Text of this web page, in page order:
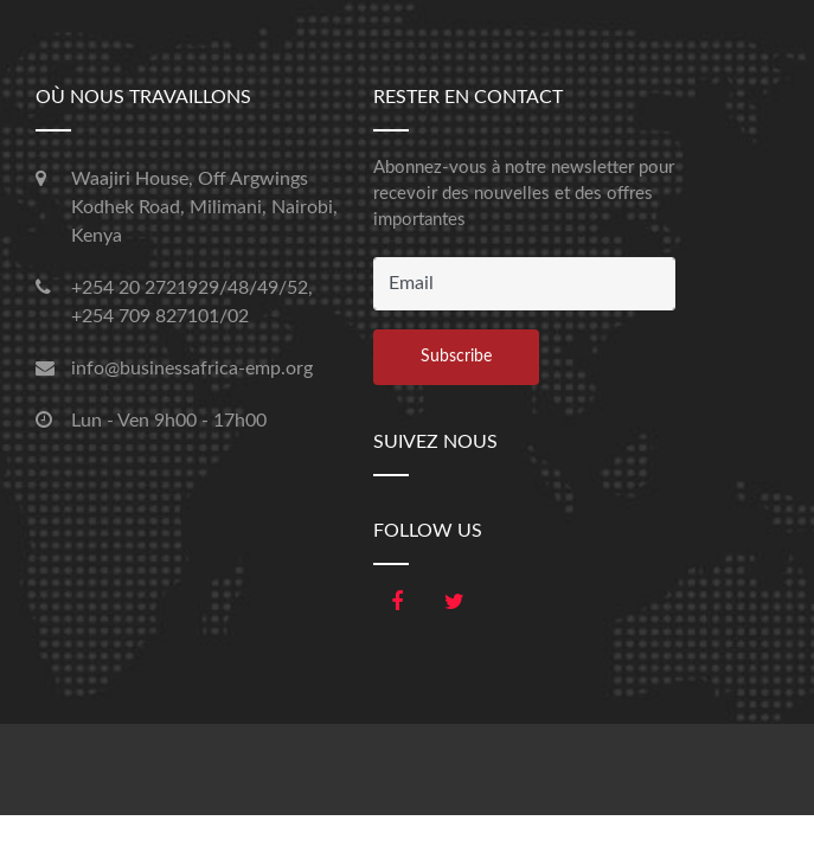
OÙ NOUS TRAVAILLONS
Waajiri House, Off Argwings
Kodhek Road, Milimani, Nairobi,
Kenya
+254 20 2721929/48/49/52,
+254 709 827101/02
info@businessafrica-emp.org
Lun - Ven 9h00 - 17h00
RESTER EN CONTACT
Abonnez-vous à notre newsletter pour
recevoir des nouvelles et des offres
importantes
SUIVEZ NOUS
FOLLOW US